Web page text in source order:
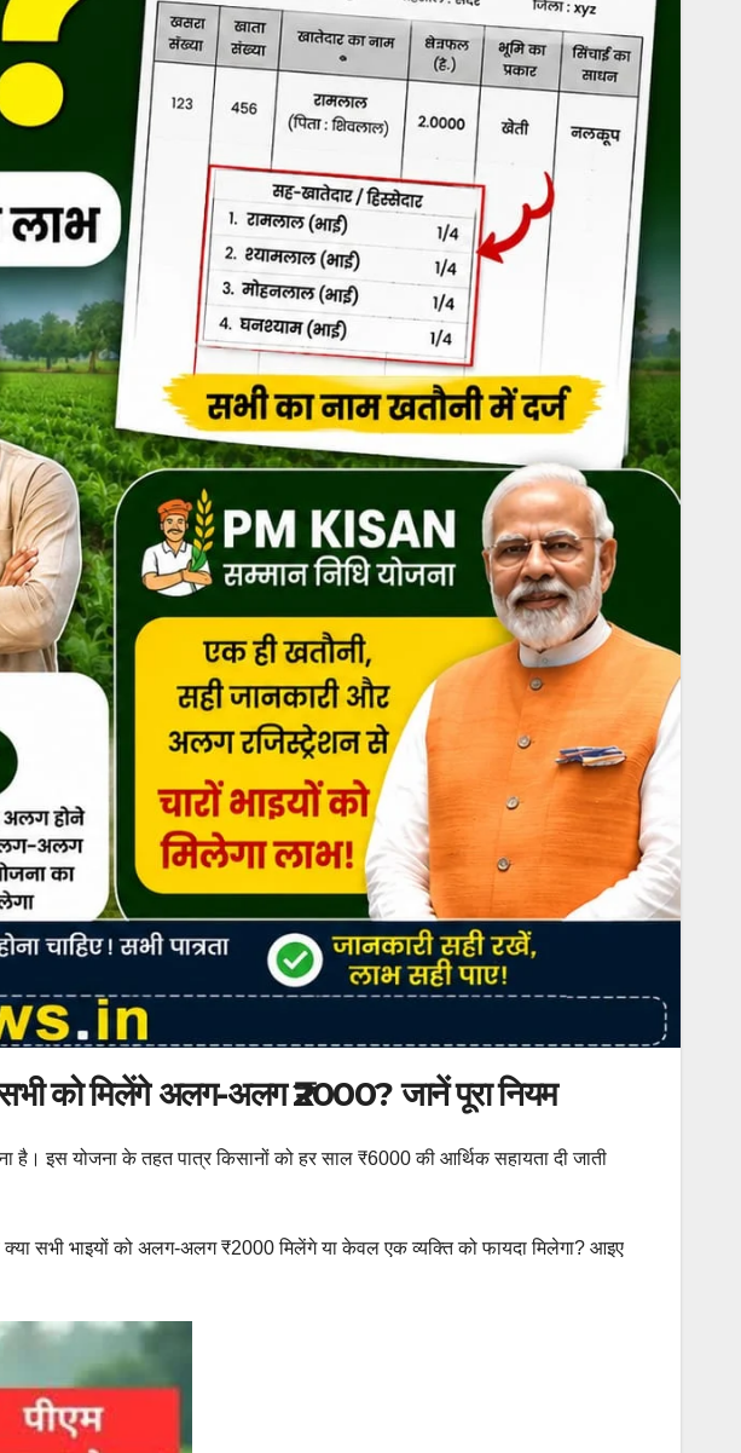
को मिलेंगे अलग-अलग ₹2000? जानें पूरा नियम
इस योजना के तहत पात्र किसानों को हर साल ₹6000 की आर्थिक सहायता दी जाती
सभी भाइयों को अलग-अलग ₹2000 मिलेंगे या केवल एक व्यक्ति को फायदा मिलेगा? आइए